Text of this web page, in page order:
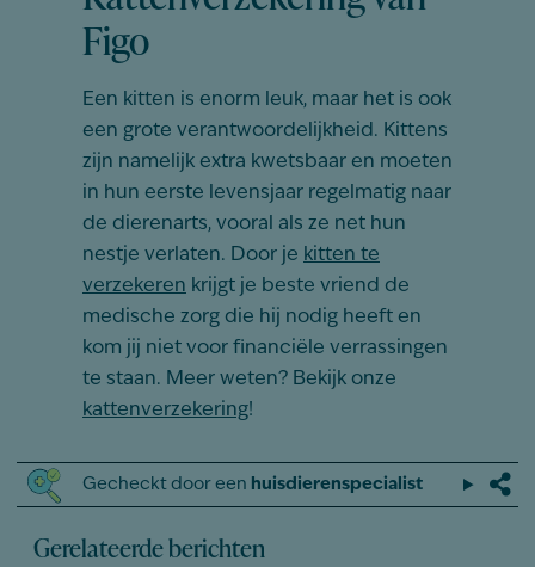
Figo
Een kitten is enorm leuk, maar het is ook
een grote verantwoordelijkheid. Kittens
zijn namelijk extra kwetsbaar en moeten
in hun eerste levensjaar regelmatig naar
de dierenarts, vooral als ze net hun
nestje verlaten. Door je kitten te
verzekeren krijgt je beste vriend de
medische zorg die hij nodig heeft en
kom jij niet voor financiële verrassingen
te staan. Meer weten? Bekijk onze
kattenverzekering!
Gecheckt door een huisdierenspecialist
Gerelateerde berichten